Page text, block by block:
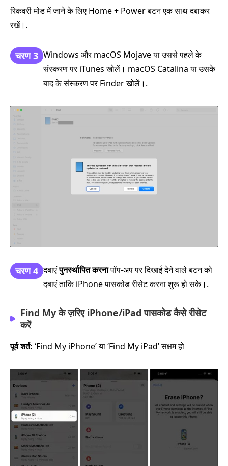
रिकवरी मोड में जाने के लिए Home + Power बटन एक साथ दबाकर
रखें।.
चरण 3 Windows और macOS Mojave या उससे पहले के
संस्करण पर iTunes खोलें। macOS Catalina या उसके
बाद के संस्करण पर Finder खोलें।.
चरण 4 दबाएंपुनर्स्थापित करनापॉप‑अप पर दिखाई देने वाले बटन को
दबाएं ताकि iPhone पासकोड रीसेट करना शुरू हो सके।.
Find My के ज़रिए iPhone/iPad पासकोड कैसे रीसेट
करें
पूर्व शर्त: ‘Find My iPhone’ या ‘Find My iPad’ सक्षम हो